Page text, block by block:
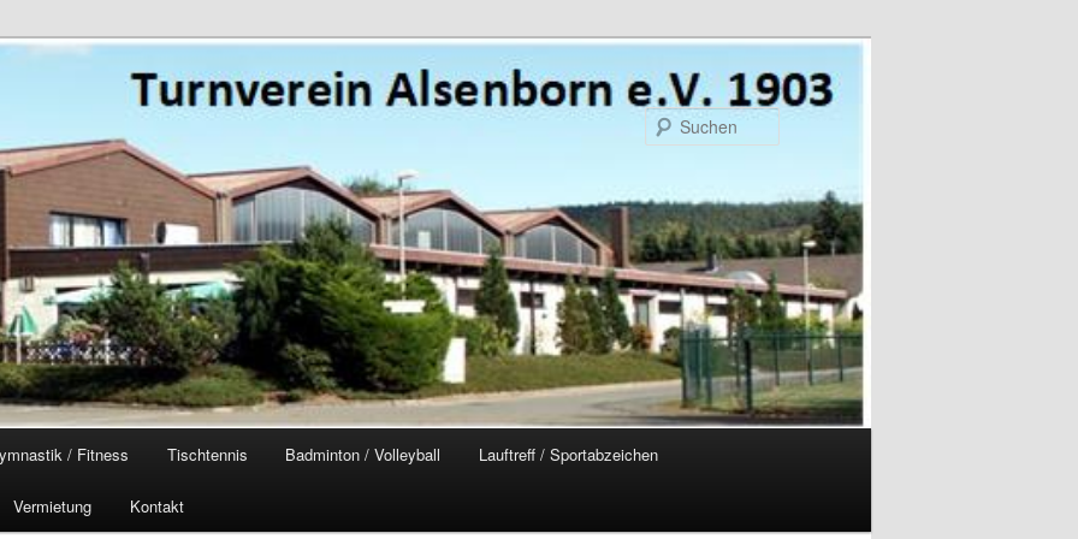
/ Fitness Tischtennis Badminton / Volleyball Lauftreff / Sportabzeichen
Vermietung Kontakt